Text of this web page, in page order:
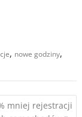
, nowe godziny,
mniej rejestracji